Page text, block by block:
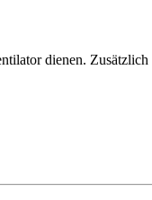
dienen.